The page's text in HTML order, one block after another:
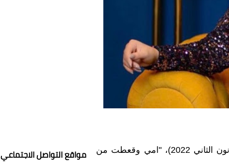
وقالت طالب، في تدوينة على إنستغرام تابعها وظائف العراق اليوم، (10 كانون الثاني 2022)، "امي وقعطت من
مواقع التواصل الاجتماعي